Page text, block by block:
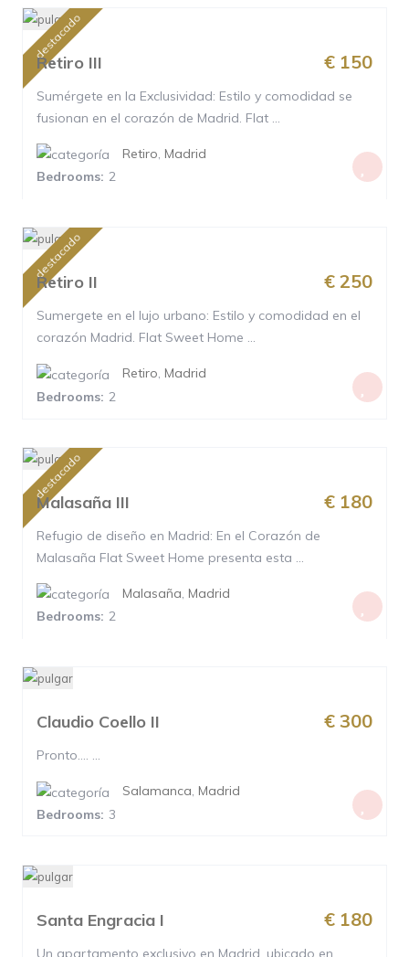
destacado € 150
Retiro III
Sumérgete en la Exclusividad: Estilo y comodidad se
fusionan en el corazón de Madrid. Flat ...
Retiro, Madrid
Bedrooms: 2
destacado € 250
Retiro II
Sumergete en el lujo urbano: Estilo y comodidad en el
corazón Madrid. Flat Sweet Home ...
Retiro, Madrid
Bedrooms: 2
destacado € 180
Malasaña III
Refugio de diseño en Madrid: En el Corazón de
Malasaña Flat Sweet Home presenta esta ...
Malasaña, Madrid
Bedrooms: 2
€ 300
Claudio Coello II
Pronto…. ...
Salamanca, Madrid
Bedrooms: 3
€ 180
Santa Engracia I
Un apartamento exclusivo en Madrid, ubicado en